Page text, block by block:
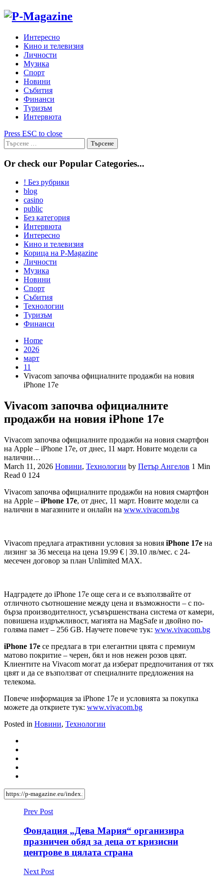
Skip
Интересно
Кино и телевизия
Личности
Музика
Спорт
Новини
Събития
Финанси
Туризъм
Интервюта
Press ESC to close
Търсене
за:
Or check our Popular Categories...
! Без рубрики
blog
casino
public
Без категория
Интервюта
Интересно
Кино и телевизия
Корица на P-Magazine
Личности
Музика
Новини
Спорт
Събития
Технологии
Туризъм
Финанси
Home
2026
март
11
Vivacom започва официалните продажби на новия
iPhone 17e
Vivacom започва официалните
продажби на новия iPhone 17e
Vivacom започва официалните продажби на новия смартфон
на Apple – iPhone 17e, от днес, 11 март. Новите модели са
налични…
March 11, 2026 Новини, Технологии by Петър Ангелов 1 Min
Read 0 124
Vivacom започва официалните продажби на новия смартфон
на Apple – iPhone 17e, от днес, 11 март. Новите модели са
налични в магазините и онлайн на www.vivacom.bg
Vivacom предлага атрактивни условия за новия iPhone 17e на
лизинг за 36 месеца на цена 19.99 € | 39.10 лв/мес. с 24-
месечен договор за план Unlimited MAX.
Надградете до iPhone 17e още сега и се възползвайте от
отличното съотношение между цена и възможности – с по-
бърза производителност, усъвършенствана система от камери,
повишена издръжливост, магията на MagSafe и двойно по-
голяма памет – 256 GB. Научете повече тук: www.vivacom.bg
iPhone 17e се предлага в три елегантни цвята с премиум
матово покритие – черен, бял и нов нежен розов цвят.
Клиентите на Vivacom могат да изберат предпочитания от тях
цвят и да се възползват от специалните предложения на
телекома.
Повече информация за iPhone 17e и условията за покупка
можете да откриете тук: www.vivacom.bg
Posted in Новини, Технологии
Prev Post
Фондация „Дева Мария“ организира
празничен обяд за деца от кризисни
центрове в цялата страна
Next Post